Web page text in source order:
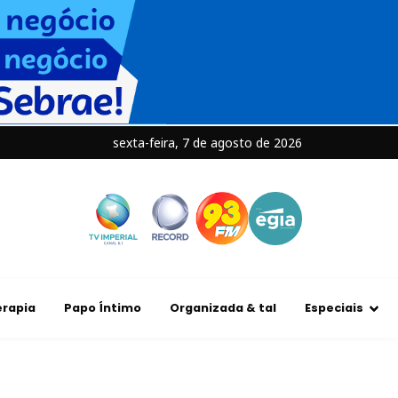
sexta-feira, 7 de agosto de 2026
Papo Íntimo Organizada & tal Especiais